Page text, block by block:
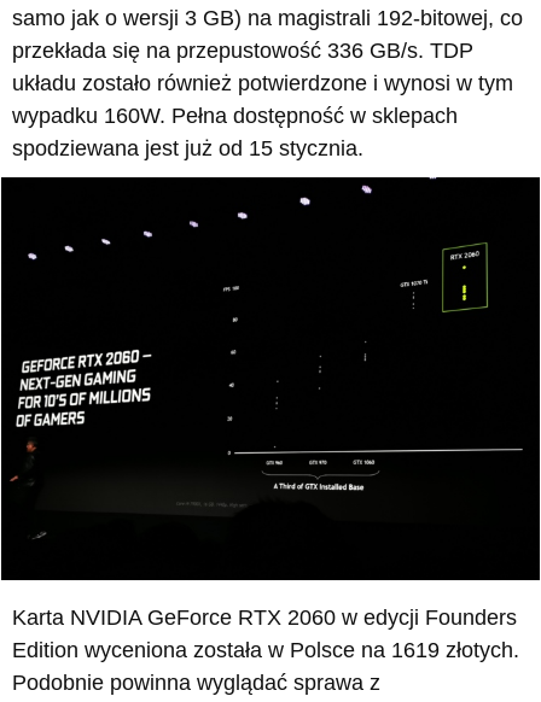
samo jak o wersji 3 GB) na magistrali 192-bitowej, co
przekłada się na przepustowość 336 GB/s. TDP
układu zostało również potwierdzone i wynosi w tym
wypadku 160W. Pełna dostępność w sklepach
spodziewana jest już od 15 stycznia.
Karta NVIDIA GeForce RTX 2060 w edycji Founders
Edition wyceniona została w Polsce na 1619 złotych.
Podobnie powinna wyglądać sprawa z